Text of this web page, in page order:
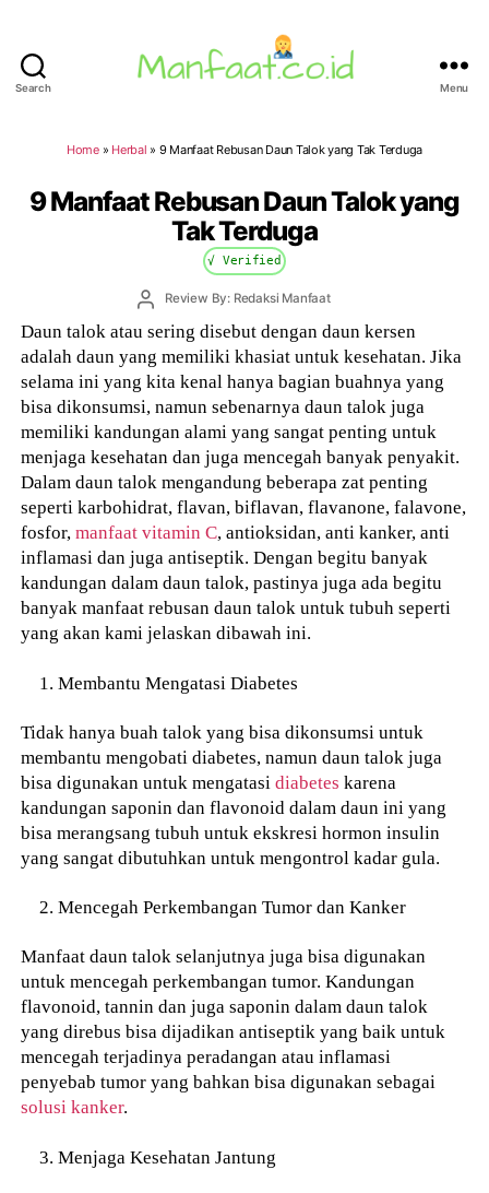
Search Menu
Home» Herbal » 9 Manfaat Rebusan Daun Talok yang Tak Terduga
9 Manfaat Rebusan Daun Talok yang
Tak Terduga
√ Verified
PostReview By: Redaksi Manfaat
Daun talok atau sering disebut dengan daun kersen
adalah daun yang memiliki khasiat untuk kesehatan. Jika
selama ini yang kita kenal hanya bagian buahnya yang
bisa dikonsumsi, namun sebenarnya daun talok juga
memiliki kandungan alami yang sangat penting untuk
menjaga kesehatan dan juga mencegah banyak penyakit.
Dalam daun talok mengandung beberapa zat penting
seperti karbohidrat, flavan, biflavan, flavanone, falavone,
fosfor,manfaat vitamin C, antioksidan, anti kanker, anti
inflamasi dan juga antiseptik. Dengan begitu banyak
kandungan dalam daun talok, pastinya juga ada begitu
banyak manfaat rebusan daun talok untuk tubuh seperti
yang akan kami jelaskan dibawah ini.
Membantu Mengatasi Diabetes
Tidak hanya buah talok yang bisa dikonsumsi untuk
membantu mengobati diabetes, namun daun talok juga
bisa digunakan untuk mengatasidiabetes karena
kandungan saponin dan flavonoid dalam daun ini yang
bisa merangsang tubuh untuk ekskresi hormon insulin
yang sangat dibutuhkan untuk mengontrol kadar gula.
Mencegah Perkembangan Tumor dan Kanker
Manfaat daun talok selanjutnya juga bisa digunakan
untuk mencegah perkembangan tumor. Kandungan
flavonoid, tannin dan juga saponin dalam daun talok
yang direbus bisa dijadikan antiseptik yang baik untuk
mencegah terjadinya peradangan atau inflamasi
penyebab tumor yang bahkan bisa digunakan sebagai
solusi kanker.
Menjaga Kesehatan Jantung